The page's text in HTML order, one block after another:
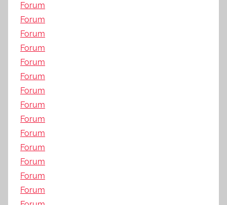
Forum
Forum
Forum
Forum
Forum
Forum
Forum
Forum
Forum
Forum
Forum
Forum
Forum
Forum